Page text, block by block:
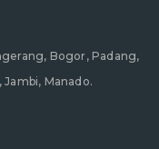
Bogor, Padang,
Jambi, Manado.